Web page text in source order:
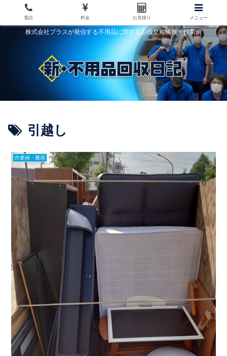
株式会社プラスが発信する不用品に関するお役立ち情報・作業例
引越し
作業例・費用
電話 料金 お見積り メニュー